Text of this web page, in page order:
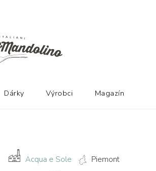
Acqua e Sole Piemont
Dárky Výrobci Magazín